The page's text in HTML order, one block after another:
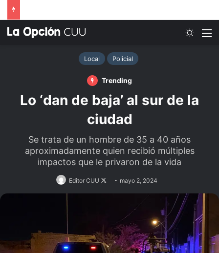
Local Policial
Trending
Lo ‘dan de baja’ al sur de la
ciudad
Se trata de un hombre de 35 a 40 años
aproximadamente quien recibió múltiples
impactos que le privaron de la vida
Editor CUU
Follow
on
mayo 2, 2024